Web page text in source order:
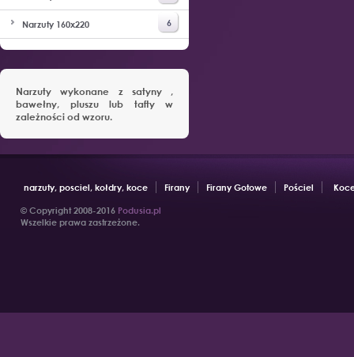
Narzuty 160x220 6
Narzuty wykonane z satyny ,
bawełny, pluszu lub tafty w
zależności od wzoru.
narzuty, posciel, kołdry, koce Firany Firany Gotowe Pościel
© Copyright 2008-2016 Podusia.pl
Wszelkie prawa zastrzeżone.